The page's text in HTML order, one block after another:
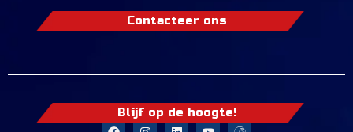
Contacteer ons
Blijf op de hoogte!